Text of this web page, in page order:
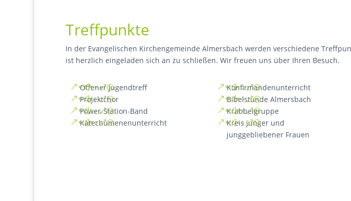
Treffpunkte
In der Evangelischen Kirchengemeinde Almersbach werden verschiedene
ist herzlich eingeladen sich an zu schließen. Wir freuen uns über Ihren Besuch.
Offener Jugendtreff
Projektchor
Power-Station-Band
Katechumenenunterricht
Konfirmandenunterricht
Bibelstunde Almersbach
Krabbelgruppe
Kreis junger und
junggebliebener Frauen